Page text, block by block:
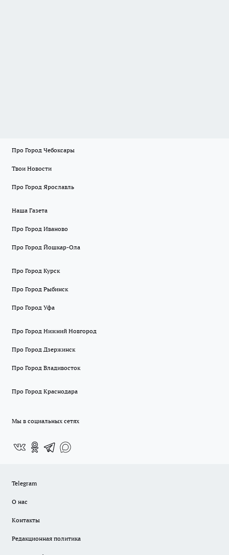
Про Город Чебоксары
Твои Новости
Про Город Ярославль
Наша Газета
Про Город Иваново
Про Город Йошкар-Ола
Про Город Курск
Про Город Рыбинск
Про Город Уфа
Про Город Нижний Новгород
Про Город Дзержинск
Про Город Владивосток
Про Город Краснодара
Мы в социальных сетях
Telegram
О нас
Контакты
Редакционная политика